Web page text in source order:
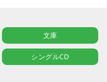
文庫
シングルCD